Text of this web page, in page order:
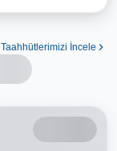
Taahhütlerimizi İncele